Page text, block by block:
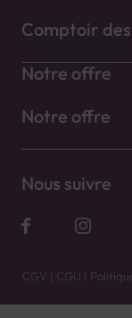
Comptoir
Notre offre
Notre offre
Nous suivre
CGV | CGU |